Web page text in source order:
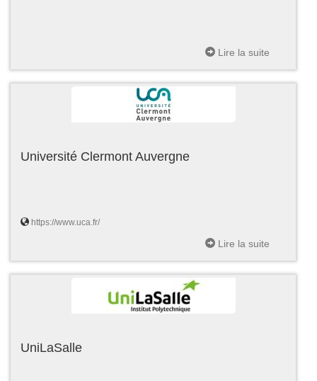
Lire la suite
Université Clermont Auvergne
https://www.uca.fr/
Lire la suite
UniLaSalle